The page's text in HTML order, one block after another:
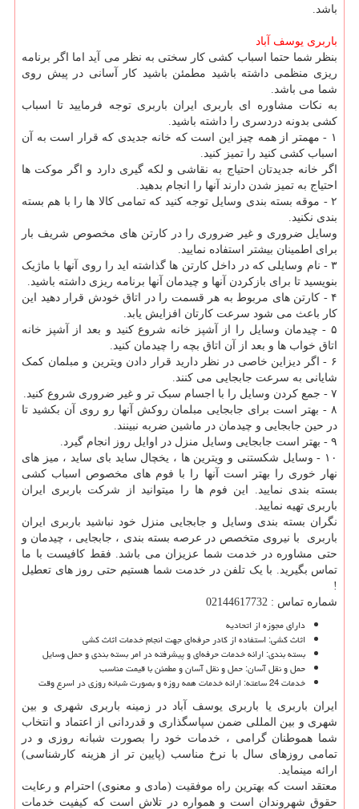
باشد.
باربری یوسف آباد
بنظر شما حتما اسباب کشی کار سختی به نظر می آید اما اگر برنامه
ریزی منظمی داشته باشید مطمئن باشید کار آسانی در پیش روی
شما می باشد.
به نکات مشاوره ای باربری ایران باربری توجه فرمایید تا اسباب
کشی بدونه دردسری را داشته باشید.
۱ - مهمتر از همه چیز این است که خانه جدیدی که قرار است به آن
اسباب کشی کنید را تمیز کنید.
اگر خانه جدیدتان احتیاج به نقاشی و لکه گیری دارد و اگر موکت ها
احتیاج به تمیز شدن دارند آنها را انجام بدهید.
۲ - موقه بسته بندی وسایل توجه کنید که تمامی کالا ها را با هم بسته
بندی نکنید.
وسایل ضروری و غیر ضروری را در کارتن های مخصوص شریف بار
برای اطمینان بیشتر استفاده نمایید.
۳ - نام وسایلی که در داخل کارتن ها گذاشته اید را روی آنها با ماژیک
بنویسید تا برای بازکردن آنها و چیدمان آنها برنامه ریزی داشته باشید.
۴ - کارتن های مربوط به هر قسمت را در اتاق خودش قرار دهید این
کار باعث می شود سرعت کارتان افزایش یابد.
۵ - چیدمان وسایل را از آشپز خانه شروع کنید و بعد از آشپز خانه
اتاق خواب ها و بعد از آن اتاق بچه را چیدمان کنید.
۶ - اگر دیزاین خاصی در نظر دارید قرار دادن ویترین و مبلمان کمک
شایانی به سرعت جابجایی می کنند.
۷ - جمع کردن وسایل را با اجسام سبک تر و غیر ضروری شروع کنید.
۸ - بهتر است برای جابجایی مبلمان روکش آنها رو روی آن بکشید تا
در حین جابجایی و چیدمان در ماشین ضربه نبینند.
۹ - بهتر است جابجایی وسایل منزل در اوایل روز انجام گیرد.
۱۰ - وسایل شکستنی و ویترین ها ، یخچال ساید بای ساید ، میز های
نهار خوری را بهتر است آنها را با فوم های مخصوص اسباب کشی
بسته بندی نمایید. این فوم ها را میتوانید از شرکت باربری ایران
باربری تهیه نمایید.
نگران بسته بندی وسایل و جابجایی منزل خود نباشید باربری ایران
باربری با نیروی متخصص در عرصه بسته بندی ، جابجایی ، چیدمان و
حتی مشاوره در خدمت شما عزیزان می باشد. فقط کافیست با ما
تماس بگیرید. با یک تلفن در خدمت شما هستیم حتی روز های تعطیل
!
شماره تماس : 02144617732
دارای مجوزه از اتحادیه
اثاث کشی: استفاده از کادر حرفه‌ای جهت انجام خدمات اثاث کشی
بسته بندی: ارائه‌ خدمات حرفه‌ای و پیشرفته در امر بسته ‌بندی و حمل وسایل
حمل و نقل آسان: حمل و نقل آسان و مطمئن با قیمت مناسب
خدمات 24 ساعته: ارائه‌ خدمات همه روزه و بصورت شبانه‌ روزی در اسرع وقت
ایران باربری یا باربری یوسف آباد در زمینه باربری شهری و بین
شهری و بین المللی ضمن سپاسگذاری و قدردانی از اعتماد و انتخاب
شما هموطنان گرامی ، خدمات خود را بصورت شبانه روزی و در
تمامی روزهای سال با نرخ مناسب (پایین تر از هزینه کارشناسی)
ارائه مینماید.
معتقد است که بهترین راه موفقیت (مادی و معنوی) احترام و رعایت
حقوق شهروندان است و همواره در تلاش است که کیفیت خدمات